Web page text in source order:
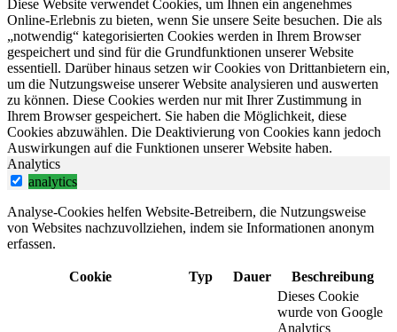
Diese Website verwendet Cookies, um Ihnen ein angenehmes
Online-Erlebnis zu bieten, wenn Sie unsere Seite besuchen. Die als
„notwendig“ kategorisierten Cookies werden in Ihrem Browser
gespeichert und sind für die Grundfunktionen unserer Website
essentiell. Darüber hinaus setzen wir Cookies von Drittanbietern ein,
um die Nutzungsweise unserer Website analysieren und auswerten
zu können. Diese Cookies werden nur mit Ihrer Zustimmung in
Ihrem Browser gespeichert. Sie haben die Möglichkeit, diese
Cookies abzuwählen. Die Deaktivierung von Cookies kann jedoch
Auswirkungen auf die Funktionen unserer Website haben.
Analytics
analytics
Analyse-Cookies helfen Website-Betreibern, die Nutzungsweise
von Websites nachzuvollziehen, indem sie Informationen anonym
erfassen.
Cookie Typ Dauer
Beschreibung
Dieses Cookie
wurde von Google
Analytics